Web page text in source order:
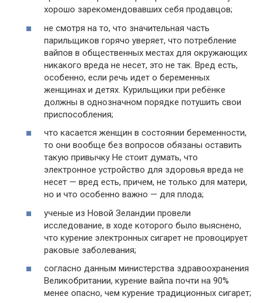
хорошо зарекомендовавших себя продавцов;
не смотря на то, что значительная часть
парильщиков горячо уверяет, что потребление
вайпов в общественных местах для окружающих
никакого вреда не несет, это не так. Вред есть,
особенно, если речь идет о беременных
женщинах и детях. Курильщики при ребёнке
должны в однозначном порядке потушить свои
приспособления;
что касается женщин в состоянии беременности,
то они вообще без вопросов обязаны оставить
такую привычку Не стоит думать, что
электронное устройство для здоровья вреда не
несет — вред есть, причем, не только для матери,
но и что особенно важно — для плода;
ученые из Новой Зеландии провели
исследование, в ходе которого было выяснено,
что курение электронных сигарет не провоцирует
раковые заболевания;
согласно данным министерства здравоохранения
Великобритании, курение вайпа почти на 90%
менее опасно, чем курение традиционных сигарет;